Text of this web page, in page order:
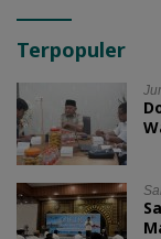
Terpopuler